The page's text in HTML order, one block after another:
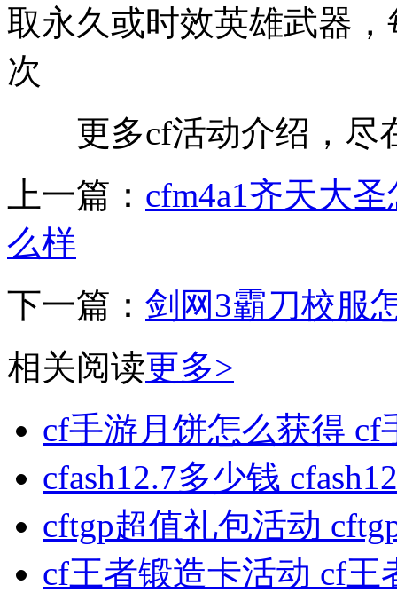
取永久或时效英雄武器
次
更多cf活动介绍，尽
上一篇： cfm4a1齐天大
么样
下一篇： 剑网3霸刀校服
相关阅读更多>
cf手游月饼怎么获得
cfash12.7多少钱
cftgp超值礼包活动
cf王者锻造卡活动 cf